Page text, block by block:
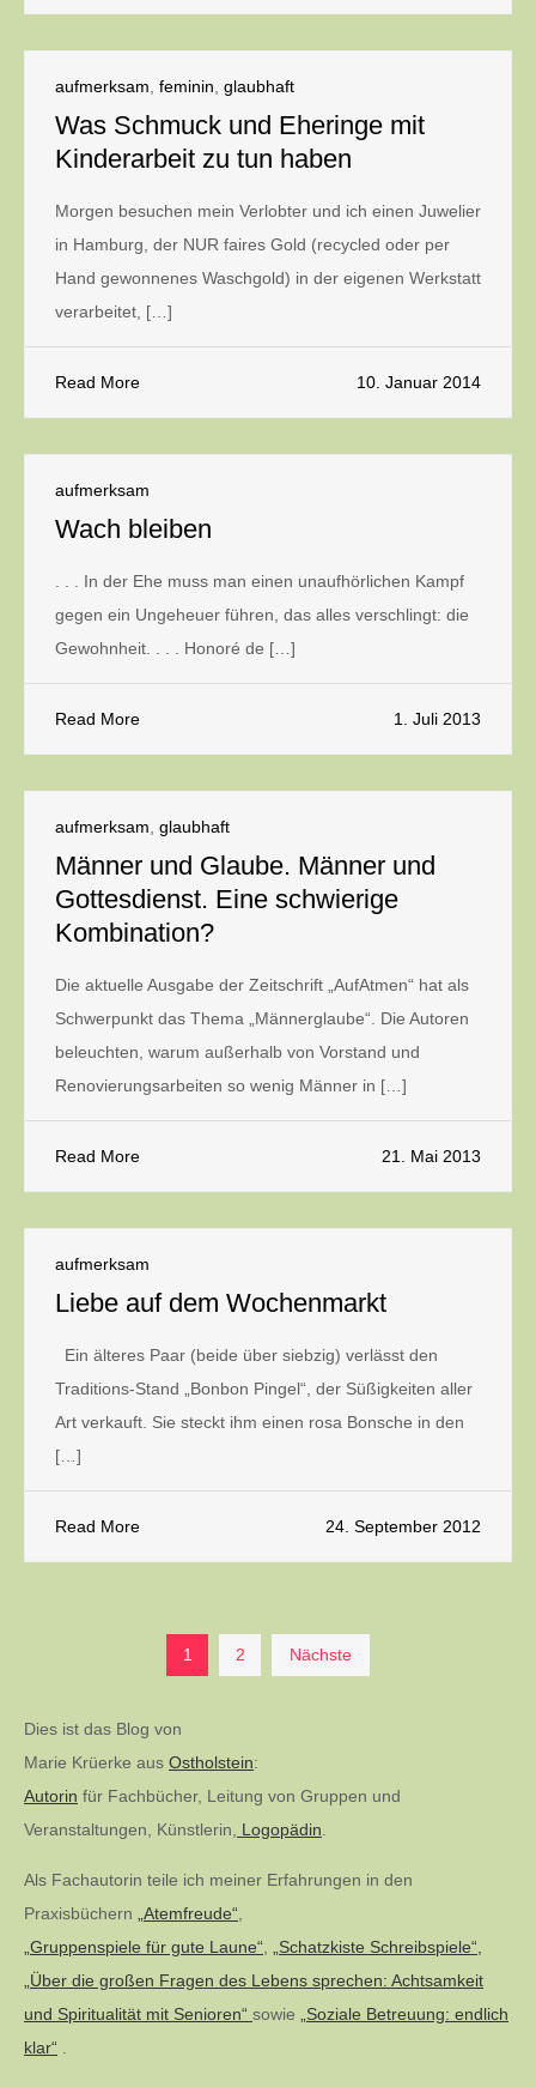
aufmerksam feminin glaubhaft
Was Schmuck und Eheringe mit
Kinderarbeit zu tun haben
Morgen besuchen mein Verlobter und ich einen Juwelier
in Hamburg, der NUR faires Gold (recycled oder per
Hand gewonnenes Waschgold) in der eigenen Werkstatt
verarbeitet, […]
Read More 10. Januar 2014
aufmerksam
Wach bleiben
. . . In der Ehe muss man einen unaufhörlichen Kampf
gegen ein Ungeheuer führen, das alles verschlingt: die
Gewohnheit. . . . Honoré de […]
Read More 1. Juli 2013
aufmerksam glaubhaft
Männer und Glaube. Männer und
Gottesdienst. Eine schwierige
Kombination?
Die aktuelle Ausgabe der Zeitschrift „AufAtmen“ hat als
Schwerpunkt das Thema „Männerglaube“. Die Autoren
beleuchten, warum außerhalb von Vorstand und
Renovierungsarbeiten so wenig Männer in […]
Read More 21. Mai 2013
aufmerksam
Liebe auf dem Wochenmarkt
Ein älteres Paar (beide über siebzig) verlässt den
Traditions-Stand „Bonbon Pingel“, der Süßigkeiten aller
Art verkauft. Sie steckt ihm einen rosa Bonsche in den
[…]
Read More 24. September 2012
Seitennummerierung
der
Beiträge
1 2 Nächste
Dies ist das Blog von
Marie Krüerke aus Ostholstein:
Autorin für Fachbücher, Leitung von Gruppen und
Veranstaltungen, Künstlerin,
Logopädin
Als Fachautorin teile ich meiner Erfahrungen in den
Praxisbüchern
„Atemfreude“
„Gruppenspiele für gute Laune“
„Schatzkiste Schreibspiele“,
„Über die großen Fragen des Lebens sprechen: Achtsamkeit
und Spiritualität mit Senioren“ sowie
„Soziale Betreuung: endlich
klar“